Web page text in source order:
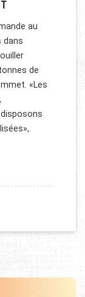
au
dans
de
«Les